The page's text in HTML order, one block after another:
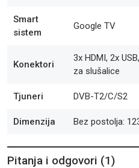
Smart
sistem
Google TV
Konektori
3x HDMI, 2x
za slušalice
Tjuneri DVB-T2/C/S2
Dimenzija Bez postolja:
Pitanja i odgovori (1)